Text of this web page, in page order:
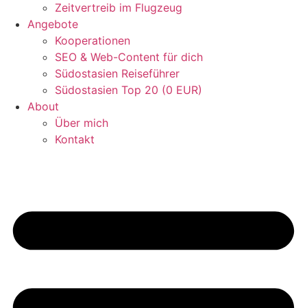
Zeitvertreib im Flugzeug
Angebote
Kooperationen
SEO & Web-Content für dich
Südostasien Reiseführer
Südostasien Top 20 (0 EUR)
About
Über mich
Kontakt